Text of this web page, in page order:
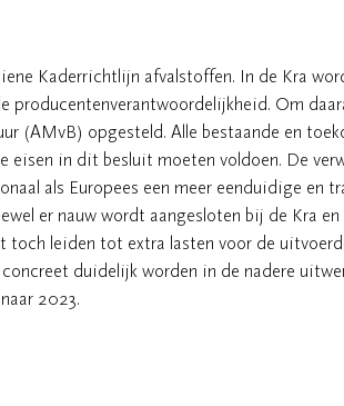
Kaderrichtlijn afvalstoffen. In de Kra
producentenverantwoordelijkheid. Om
(AMvB) opgesteld. Alle bestaande en
eisen in dit besluit moeten voldoen. De
als Europees een meer eenduidige en
er nauw wordt aangesloten bij de Kra
toch leiden tot extra lasten voor de
duidelijk worden in de nadere
2023.